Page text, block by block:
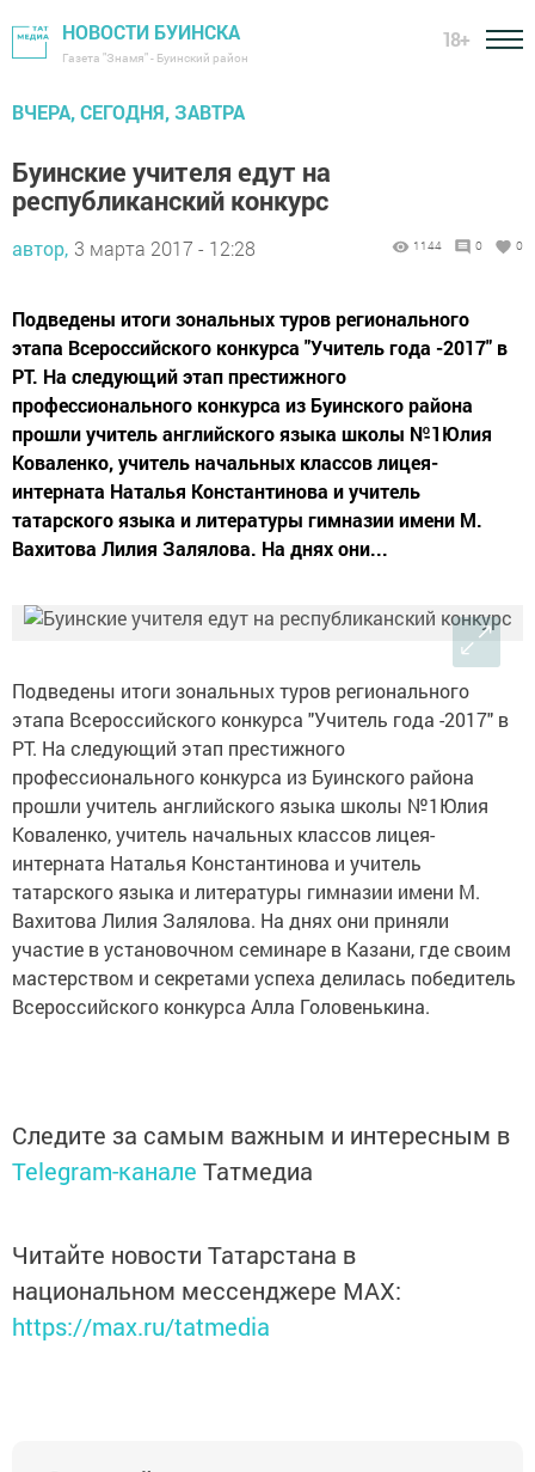
НОВОСТИ БУИНСКА
Газета "Знамя" - Буинский район
18+
ВЧЕРА, СЕГОДНЯ, ЗАВТРА
Буинские учителя едут на
республиканский конкурс
автор, 3 марта 2017 - 12:28 1144 0 0
Подведены итоги зональных туров регионального
этапа Всероссийского конкурса "Учитель года -2017" в
РТ. На следующий этап престижного
профессионального конкурса из Буинского района
прошли учитель английского языка школы №1Юлия
Коваленко, учитель начальных классов лицея-
интерната Наталья Константинова и учитель
татарского языка и литературы гимназии имени М.
Вахитова Лилия Залялова. На днях они...
Подведены итоги зональных туров регионального
этапа Всероссийского конкурса "Учитель года -2017" в
РТ. На следующий этап престижного
профессионального конкурса из Буинского района
прошли учитель английского языка школы №1Юлия
Коваленко, учитель начальных классов лицея-
интерната Наталья Константинова и учитель
татарского языка и литературы гимназии имени М.
Вахитова Лилия Залялова. На днях они приняли
участие в установочном семинаре в Казани, где своим
мастерством и секретами успеха делилась победитель
Всероссийского конкурса Алла Головенькина.
Следите за самым важным и интересным в
Telegram-канале Татмедиа
Читайте новости Татарстана в
национальном мессенджере MАХ:
https://max.ru/tatmedia